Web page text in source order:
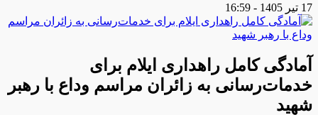
17 تیر 1405 - 16:59
آمادگی کامل راهداری ایلام برای
خدمات‌رسانی به زائران مراسم وداع با رهبر
شهید